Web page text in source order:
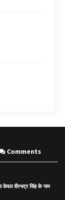
Comments
केवल वीरभद्र सिंह के नाम